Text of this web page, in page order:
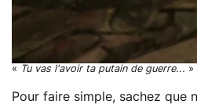
« Tu vas l'avoir ta putain de guerre... »
Pour faire simple, sachez que